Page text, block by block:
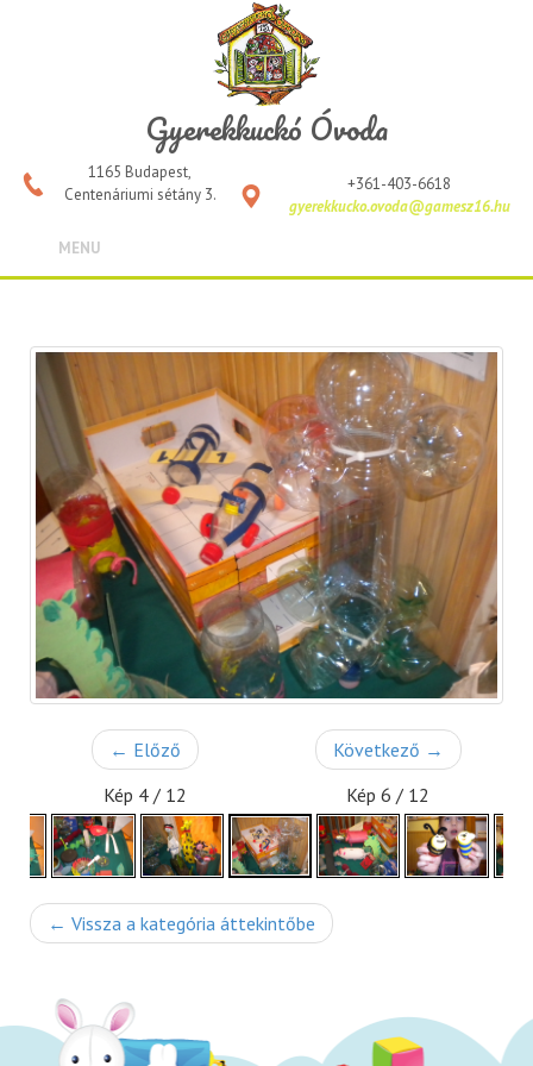
Gyerekkuckó Óvoda
1165 Budapest,
Centenáriumi sétány 3.
+361-403-6618
gyerekkucko.ovoda@gamesz16.hu
MENU
← Előző
Kép 4 / 12
Következő →
Kép 6 / 12
← Vissza a kategória áttekintőbe